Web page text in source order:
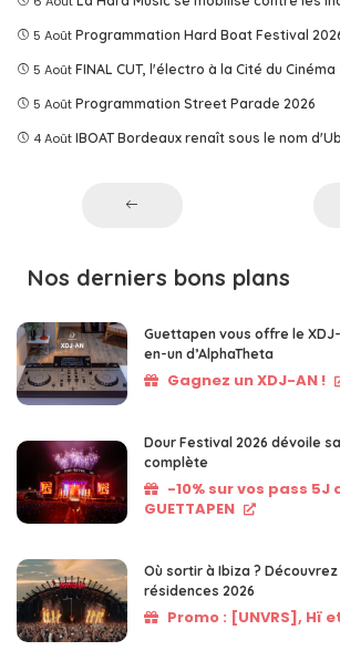
5 Août Programmation Hard Boat Festival
5 Août FINAL CUT, l'électro à la Cité du Cinéma
5 Août Programmation Street Parade 2026
4 Août IBOAT Bordeaux renaît sous le nom
Nos derniers bons plans
Guettapen vous offre le
en-un d’AlphaTheta
Gagnez un XDJ-AN !
Dour Festival 2026 dévoile
complète
-10% sur vos pass 5J
GUETTAPEN
Où sortir à Ibiza ?
résidences 2026
Promo : [UNVRS], Hï